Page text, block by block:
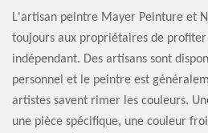
L'artisan peintre Mayer Peinture et
toujours aux propriétaires de
indépendant. Des artisans sont
personnel et le peintre est
artistes savent rimer les couleurs.
une pièce spécifique, une couleur